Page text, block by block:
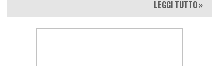
LEGGI TUTTO »